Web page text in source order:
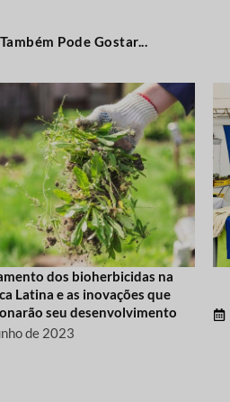
Pode Gostar...
dos bioherbicidas na
Latina e as inovações que
seu desenvolvimento
de 2023